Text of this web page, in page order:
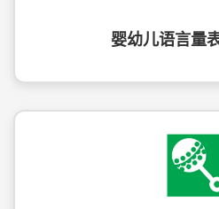
婴幼儿语言量